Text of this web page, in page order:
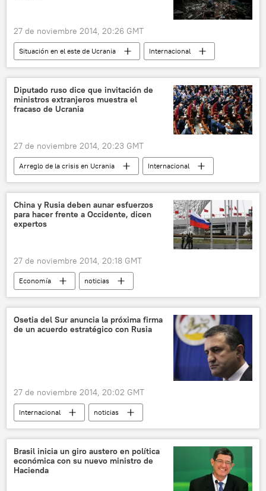
27 de noviembre 2014, 20:26 GMT
Situación en el este de Ucrania
Internacional
noticias
Diputado ruso dice que invitación de
ministros extranjeros muestra el
fracaso de Ucrania
27 de noviembre 2014, 20:23 GMT
Arreglo de la crisis en Ucrania
Internacional
Rusia
noticias
China y Rusia deben aunar esfuerzos
para hacer frente a Occidente, dicen
expertos
27 de noviembre 2014, 20:18 GMT
Economía noticias
Osetia del Sur anuncia la próxima firma
de un acuerdo estratégico con Rusia
27 de noviembre 2014, 20:02 GMT
Internacional noticias
Brasil inicia un giro austero en política
económica con su nuevo ministro de
Hacienda